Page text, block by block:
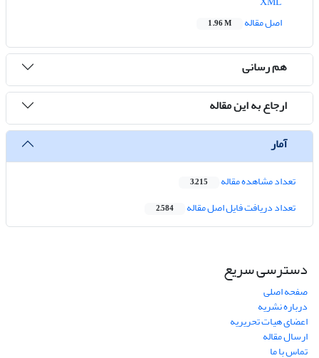
اصل مقاله
1.96 M
هم رسانی
ارجاع به این مقاله
آمار
تعداد مشاهده مقاله 3,215
تعداد دریافت فایل اصل مقاله 2,584
دسترسی سریع
صفحه اصلی
درباره نشریه
اعضای هیات تحریریه
ارسال مقاله
تماس با ما